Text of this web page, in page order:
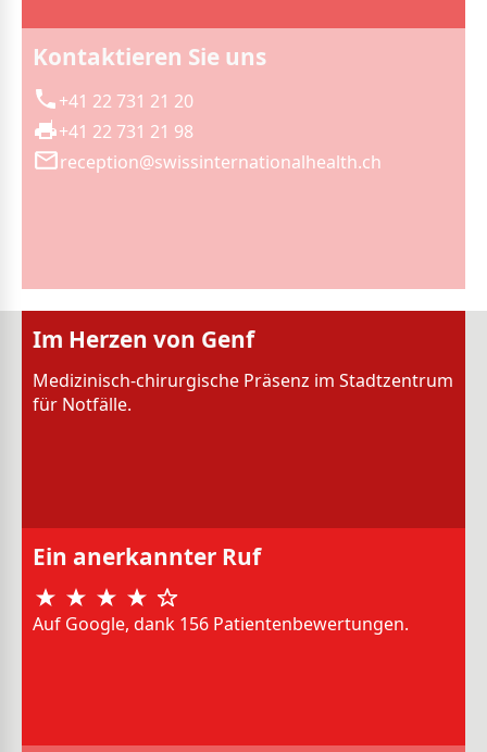
Kontaktieren Sie uns
+41 22 731 21 20
+41 22 731 21 98
reception@swissinternationalhealth.ch
Im Herzen von Genf
Medizinisch-chirurgische Präsenz im Stadtzentrum
für Notfälle.
Ein anerkannter Ruf
Auf Google, dank 156 Patientenbewertungen.